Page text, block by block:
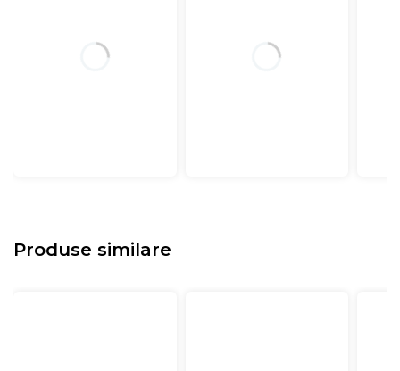
Produse similare